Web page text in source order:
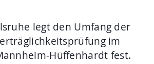
legt den Umfang der
im
Hüffenhardt fest.